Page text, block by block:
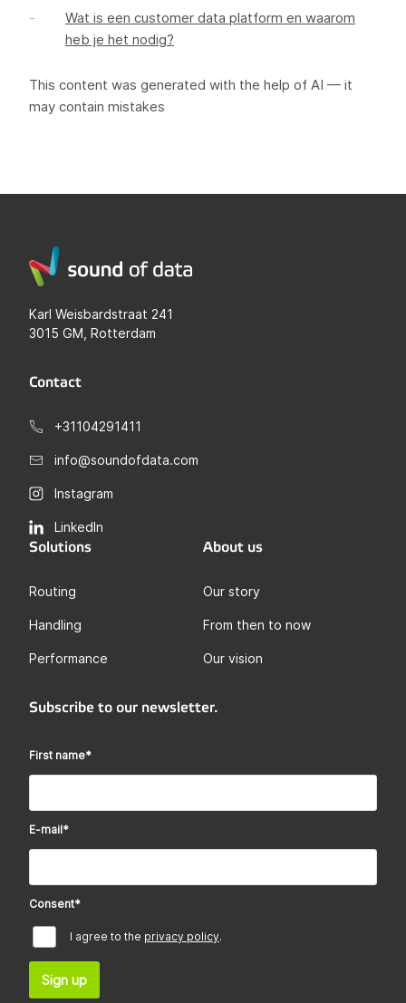
Wat is een customer data platform en waarom
heb je het nodig?
This content was generated with the help of AI — it
may contain mistakes
Karl Weisbardstraat 241
3015 GM, Rotterdam
Contact
+31104291411
info@soundofdata.com
Instagram
LinkedIn
Solutions
Routing
Handling
Performance
About us
Our story
From then to now
Our vision
Subscribe to our newsletter.
First name*
E-mail*
Consent*
I agree to the privacy policy.
Sign up